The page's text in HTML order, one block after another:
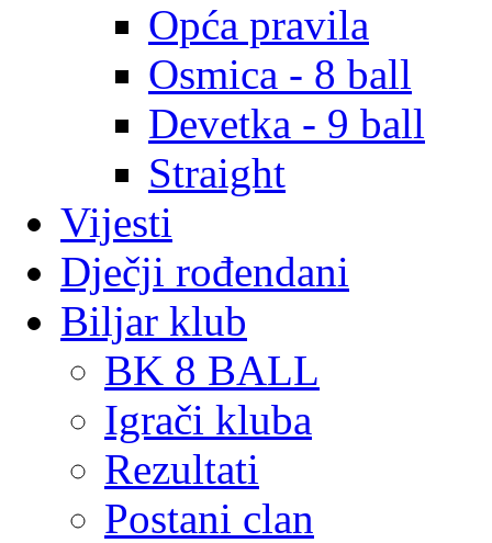
Opća pravila
Osmica - 8 ball
Devetka - 9 ball
Straight
Vijesti
Dječji rođendani
Biljar klub
BK 8 BALL
Igrači kluba
Rezultati
Postani clan